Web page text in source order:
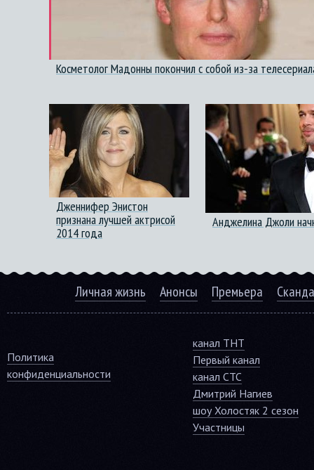
Косметолог Мадонны покончил с собой из-за
Дженнифер Энистон
признана лучшей актрисой
2014 года
Анджелина Джоли
Личная жизнь Анонсы Премьера
Политика
конфиденциальности
канал ТНТ
Первый канал
канал СТС
Дмитрий Нагиев
шоу Холостяк 2 сезон
Участницы